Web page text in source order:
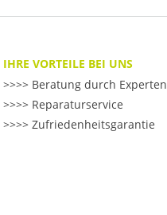
IHRE VORTEILE BEI UNS
>> Beratung durch Experten
>> Reparaturservice
>> Zufriedenheitsgarantie